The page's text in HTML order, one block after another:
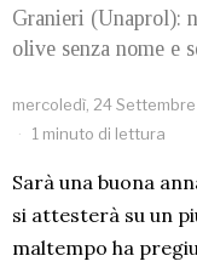
Granieri (Unaprol):
olive senza nome e
mercoledì, 24
1 minuto di lettura
Sarà una buona
si attesterà su un
maltempo ha